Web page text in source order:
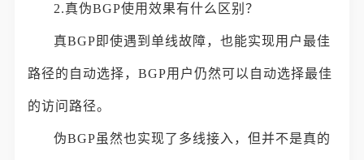
2.真伪BGP使用效果有什么区别？
真BGP即使遇到单线故障，也能实现用户最佳
路径的自动选择，BGP用户仍然可以自动选择最佳
的访问路径。
伪BGP虽然也实现了多线接入，但并不是真的